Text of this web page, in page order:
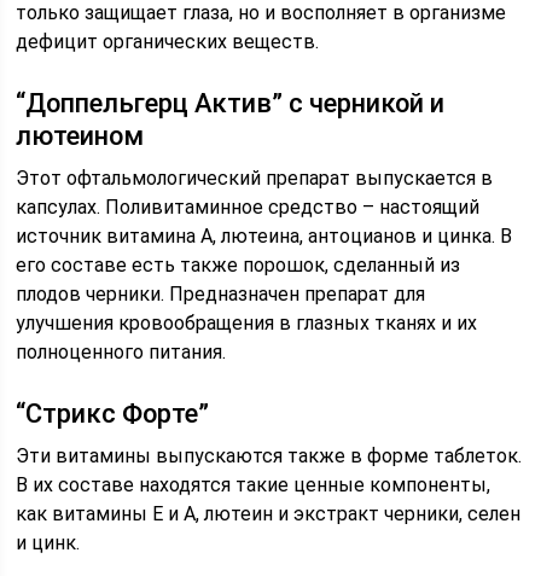
только защищает глаза, но и восполняет в организме
дефицит органических веществ.
“Доппельгерц Актив” с черникой и
лютеином
Этот офтальмологический препарат выпускается в
капсулах. Поливитаминное средство – настоящий
источник витамина А, лютеина, антоцианов и цинка. В
его составе есть также порошок, сделанный из
плодов черники. Предназначен препарат для
улучшения кровообращения в глазных тканях и их
полноценного питания.
“Стрикс Форте”
Эти витамины выпускаются также в форме таблеток.
В их составе находятся такие ценные компоненты,
как витамины Е и А, лютеин и экстракт черники, селен
и цинк.